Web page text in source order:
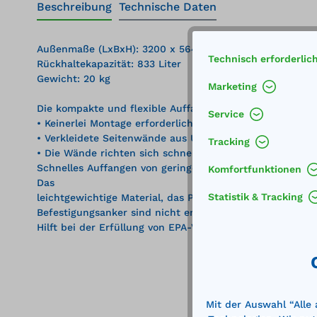
Beschreibung Technische Daten
Außenmaße (LxBxH): 3200 x 5640 x 51 mm
Rückhaltekapazität: 833 Liter
Gewicht: 20 kg
Die kompakte und flexible Auffangwanne lässt sich
• Keinerlei Montage erforderlich – einfach aufklappen
• Verkleidete Seitenwände aus Urethanschaum bieten
• Die Wände richten sich schnell wieder auf.
Schnelles Auffangen von geringen Überläufen und
Das
leichtgewichtige Material, das PVC-beschichtet ist,
Befestigungsanker sind nicht enthalten. Bestellen Sie
Hilft bei der Erfüllung von EPA-Vorgaben zur Vorbeugung
Technisch erforderlich
Marketing
Service
Tracking
Komfortfunktionen
Statistik & Tracking
Mit der Auswahl “Alle